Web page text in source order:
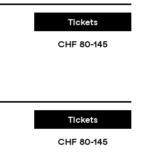
Tickets
CHF 80-145
Tickets
CHF 80-145